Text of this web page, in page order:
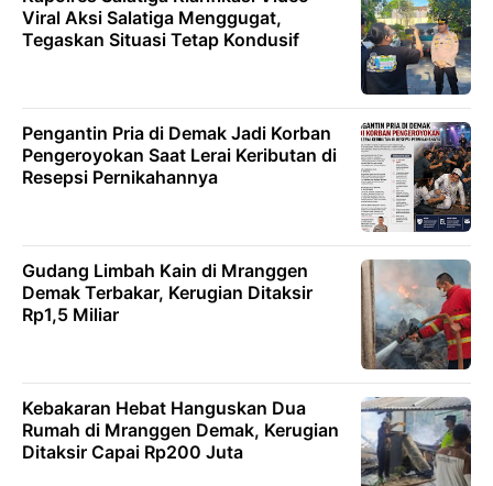
Viral Aksi Salatiga Menggugat,
Tegaskan Situasi Tetap Kondusif
Pengantin Pria di Demak Jadi Korban
Pengeroyokan Saat Lerai Keributan di
Resepsi Pernikahannya
Gudang Limbah Kain di Mranggen
Demak Terbakar, Kerugian Ditaksir
Rp1,5 Miliar
Kebakaran Hebat Hanguskan Dua
Rumah di Mranggen Demak, Kerugian
Ditaksir Capai Rp200 Juta